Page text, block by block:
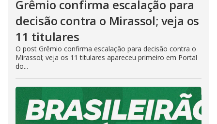
Grêmio confirma escalação para
decisão contra o Mirassol; veja os
11 titulares
O post Grêmio confirma escalação para decisão contra o
Mirassol; veja os 11 titulares apareceu primeiro em Portal
do...